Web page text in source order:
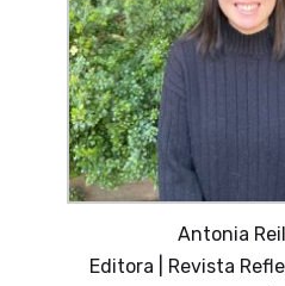
Antonia
Editora | Revista